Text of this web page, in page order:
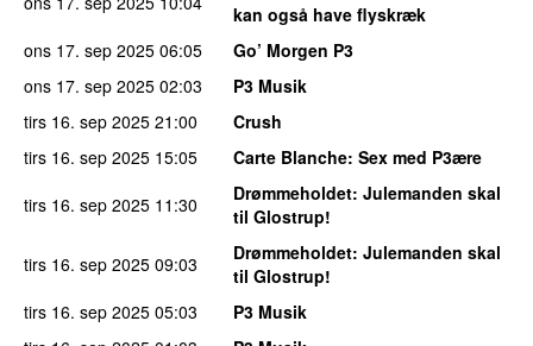
kan også have flyskræk
ons 17. sep 2025 06:05
Go’ Morgen P3
ons 17. sep 2025 02:03
P3 Musik
tirs 16. sep 2025 21:00
Crush
tirs 16. sep 2025 15:05 Carte Blanche: Sex med P3ære
tirs 16. sep 2025 11:30 Drømmeholdet: Julemanden skal
til Glostrup!
tirs 16. sep 2025 09:03 Drømmeholdet: Julemanden skal
til Glostrup!
tirs 16. sep 2025 05:03
P3 Musik